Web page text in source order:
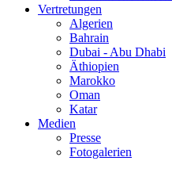
Vertretungen
Algerien
Bahrain
Dubai - Abu Dhabi
Äthiopien
Marokko
Oman
Katar
Medien
Presse
Fotogalerien